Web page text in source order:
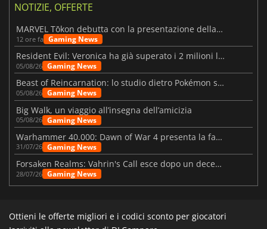
NOTIZIE, OFFERTE
MARVEL Tōkon debutta con la presentazione della roadmap per il primo anno
12 ore fa Gaming News
Resident Evil: Veronica ha già superato i 2 milioni liste dei desideri
05/08/26 Gaming News
Beast of Reincarnation: lo studio dietro Pokémon su una nuova strada
05/08/26 Gaming News
Big Walk, un viaggio all’insegna dell’amicizia
05/08/26 Gaming News
Warhammer 40.000: Dawn of War 4 presenta la fazione dei Necron
31/07/26 Gaming News
Forsaken Realms: Vahrin's Call esce dopo un decennio di sviluppo
28/07/26 Gaming News
Ottieni le offerte migliori e i codici sconto per giocatori